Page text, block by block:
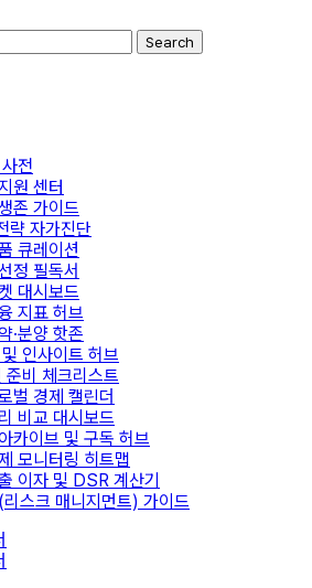
Search
전
원 센터
존 가이드
략 자가진단
큐레이션
정 필독서
대시보드
지표 허브
·분양 핫존
인사이트 허브
준비 체크리스트
벌 경제 캘린더
비교 대시보드
카이브 및 구독 허브
모니터링 히트맵
이자 및 DSR 계산기
스크 매니지먼트) 가이드